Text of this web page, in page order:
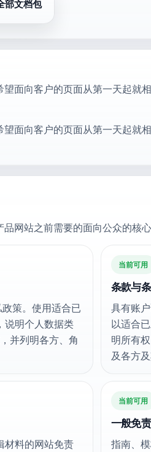
部文档包
面向客户的页面从第一天起就
面向客户的页面从第一天起就
网站之前需要的面向公众的核心
策。使用适合已
说明个人数据类
并列明各方、角
当前可用
条款与
具有账
以适合
明所有
及各方
材料的网站免责
当前可用
一般免
指南、